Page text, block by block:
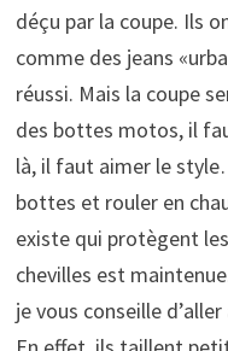
déçu par la coupe. Ils
comme des jeans
réussi. Mais la coupe
des bottes motos, il
là, il faut aimer le
bottes et rouler en
existe qui protègent
chevilles est
je vous conseille